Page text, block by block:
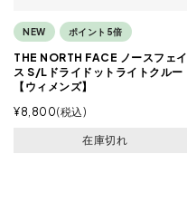
NEW ポイント5倍
THE NORTH FACE ノースフェイ
ス S/Lドライドットライトクルー
【ウィメンズ】
¥8,800 税込
在庫切れ